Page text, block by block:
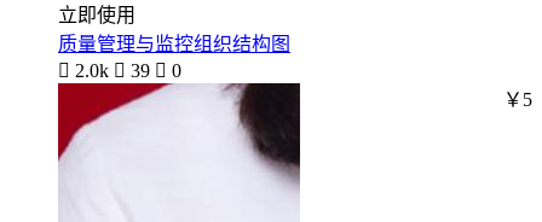
立即使用
质量管理与监控组织结构图
 2.0k  39  0
￥5